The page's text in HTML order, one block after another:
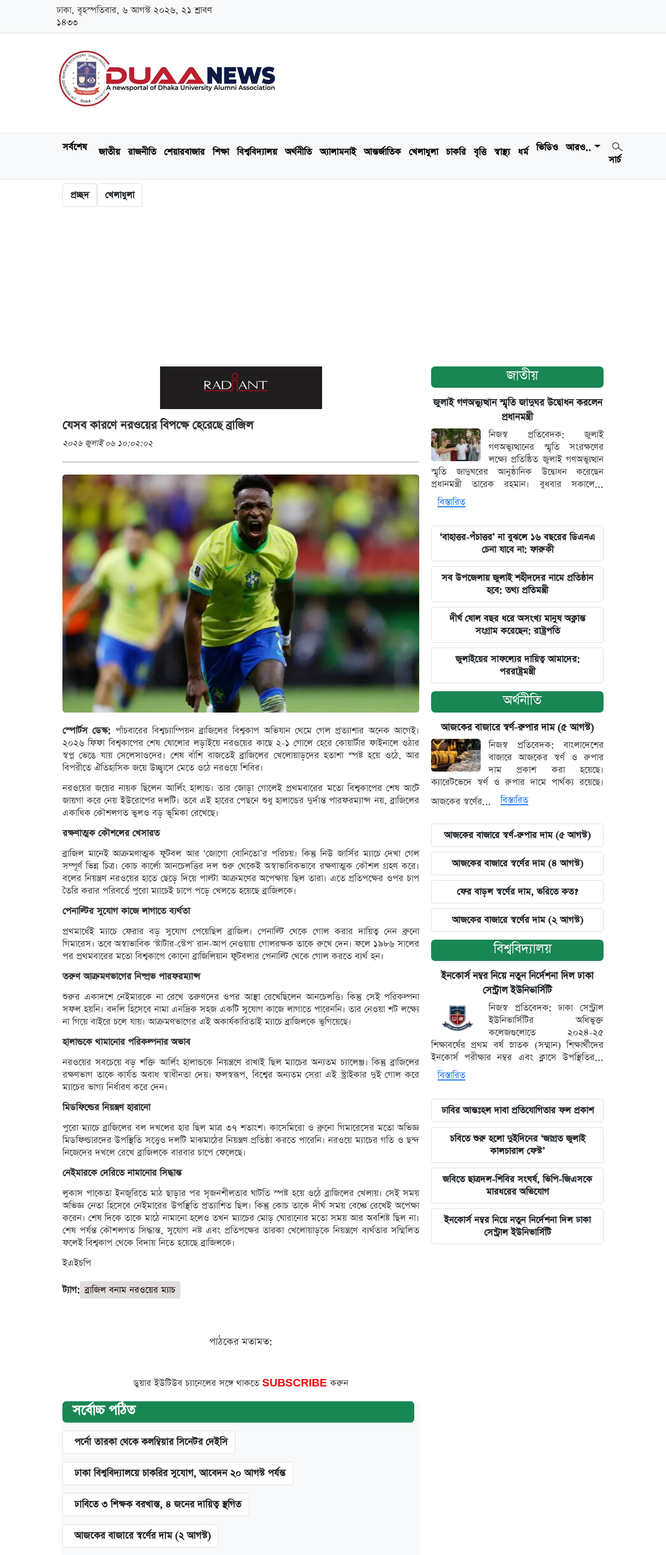
ঢাকা, বৃহস্পতিবার, ৬ আগস্ট ২০২৬, ২১ শ্রাবণ
১৪৩৩
সর্বশেষ জাতীয় রাজনীতি শেয়ারবাজার শিক্ষা বিশ্ববিদ্যালয় অর্থনীতি অ্যালামনাই আন্তর্জাতিক খেলাধুলা চাকরি বৃত্তি স্বাস্থ্য ধর্ম ভিডিও
আরও..
সার্চ
প্রচ্ছদ খেলাধুলা
যেসব কারণে নরওয়ের বিপক্ষে হেরেছে ব্রাজিল
২০২৬ জুলাই ০৬ ১০:০২:০২
স্পোর্টস ডেস্ক: পাঁচবারের বিশ্বচ্যাম্পিয়ন ব্রাজিলের বিশ্বকাপ অভিযান থেমে গেল প্রত্যাশার অনেক আগেই।
২০২৬ ফিফা বিশ্বকাপের শেষ ষোলোর লড়াইয়ে নরওয়ের কাছে ২-১ গোলে হেরে কোয়ার্টার ফাইনালে ওঠার
স্বপ্ন ভেঙে যায় সেলেসাওদের। শেষ বাঁশি বাজতেই ব্রাজিলের খেলোয়াড়দের হতাশা স্পষ্ট হয়ে ওঠে, আর
বিপরীতে ঐতিহাসিক জয়ে উচ্ছ্বাসে মেতে ওঠে নরওয়ে শিবির।
নরওয়ের জয়ের নায়ক ছিলেন আর্লিং হালান্ড। তার জোড়া গোলেই প্রথমবারের মতো বিশ্বকাপের শেষ আটে
জায়গা করে নেয় ইউরোপের দলটি। তবে এই হারের পেছনে শুধু হালান্ডের দুর্দান্ত পারফরম্যান্স নয়, ব্রাজিলের
একাধিক কৌশলগত ভুলও বড় ভূমিকা রেখেছে।
রক্ষণাত্মক কৌশলের খেসারত
ব্রাজিল মানেই আক্রমণাত্মক ফুটবল আর ‘জোগো বোনিতো’র পরিচয়। কিন্তু নিউ জার্সির ম্যাচে দেখা গেল
সম্পূর্ণ ভিন্ন চিত্র। কোচ কার্লো আনচেলত্তির দল শুরু থেকেই অস্বাভাবিকভাবে রক্ষণাত্মক কৌশল গ্রহণ করে।
বলের নিয়ন্ত্রণ নরওয়ের হাতে ছেড়ে দিয়ে পাল্টা আক্রমণের অপেক্ষায় ছিল তারা। এতে প্রতিপক্ষের ওপর চাপ
তৈরি করার পরিবর্তে পুরো ম্যাচেই চাপে পড়ে খেলতে হয়েছে ব্রাজিলকে।
পেনাল্টির সুযোগ কাজে লাগাতে ব্যর্থতা
প্রথমার্ধেই ম্যাচে ফেরার বড় সুযোগ পেয়েছিল ব্রাজিল। পেনাল্টি থেকে গোল করার দায়িত্ব নেন ব্রুনো
গিমারেস। তবে অস্বাভাবিক 'স্টাটার-স্টেপ' রান-আপ নেওয়ায় গোলরক্ষক তাকে রুখে দেন। ফলে ১৯৮৬ সালের
পর প্রথমবারের মতো বিশ্বকাপে কোনো ব্রাজিলিয়ান ফুটবলার পেনাল্টি থেকে গোল করতে ব্যর্থ হন।
তরুণ আক্রমণভাগের নিষ্প্রভ পারফরম্যান্স
শুরুর একাদশে নেইমারকে না রেখে তরুণদের ওপর আস্থা রেখেছিলেন আনচেলত্তি। কিন্তু সেই পরিকল্পনা
সফল হয়নি। বদলি হিসেবে নামা এনদ্রিক সহজ একটি সুযোগ কাজে লাগাতে পারেননি। তার নেওয়া শট লক্ষ্যে
না গিয়ে বাইরে চলে যায়। আক্রমণভাগের এই অকার্যকারিতাই ম্যাচে ব্রাজিলকে ভুগিয়েছে।
হালান্ডকে থামানোর পরিকল্পনার অভাব
নরওয়ের সবচেয়ে বড় শক্তি আর্লিং হালান্ডকে নিয়ন্ত্রণে রাখাই ছিল ম্যাচের অন্যতম চ্যালেঞ্জ। কিন্তু ব্রাজিলের
রক্ষণভাগ তাকে কার্যত অবাধ স্বাধীনতা দেয়। ফলস্বরূপ, বিশ্বের অন্যতম সেরা এই স্ট্রাইকার দুই গোল করে
ম্যাচের ভাগ্য নির্ধারণ করে দেন।
মিডফিল্ডের নিয়ন্ত্রণ হারানো
পুরো ম্যাচে ব্রাজিলের বল দখলের হার ছিল মাত্র ৩৭ শতাংশ। কাসেমিরো ও ব্রুনো গিমারেসের মতো অভিজ্ঞ
মিডফিল্ডারদের উপস্থিতি সত্ত্বেও দলটি মাঝমাঠের নিয়ন্ত্রণ প্রতিষ্ঠা করতে পারেনি। নরওয়ে ম্যাচের গতি ও ছন্দ
নিজেদের দখলে রেখে ব্রাজিলকে বারবার চাপে ফেলেছে।
নেইমারকে দেরিতে নামানোর সিদ্ধান্ত
লুকাস পাকেতা ইনজুরিতে মাঠ ছাড়ার পর সৃজনশীলতার ঘাটতি স্পষ্ট হয়ে ওঠে ব্রাজিলের খেলায়। সেই সময়
অভিজ্ঞ নেতা হিসেবে নেইমারের উপস্থিতি প্রত্যাশিত ছিল। কিন্তু কোচ তাকে দীর্ঘ সময় বেঞ্চে রেখেই অপেক্ষা
করেন। শেষ দিকে তাকে মাঠে নামানো হলেও তখন ম্যাচের মোড় ঘোরানোর মতো সময় আর অবশিষ্ট ছিল না।
শেষ পর্যন্ত কৌশলগত সিদ্ধান্ত, সুযোগ নষ্ট এবং প্রতিপক্ষের তারকা খেলোয়াড়কে নিয়ন্ত্রণে ব্যর্থতার সম্মিলিত
ফলেই বিশ্বকাপ থেকে বিদায় নিতে হয়েছে ব্রাজিলকে।
ইএইচপি
ট্যাগ: ব্রাজিল বনাম নরওয়ের ম্যাচ
পাঠকের মতামত:
ডুয়ার ইউটিউব চ্যানেলের সঙ্গে থাকতে SUBSCRIBEকরুন
সর্বোচ্চ পঠিত
পর্নো তারকা থেকে কলম্বিয়ার সিনেটর দেইসি
ঢাকা বিশ্ববিদ্যালয়ে চাকরির সুযোগ, আবেদন ২০ আগস্ট পর্যন্ত
ঢাবিতে ৩ শিক্ষক বরখাস্ত, ৪ জনের দায়িত্ব স্থগিত
আজকের বাজারে স্বর্ণের দাম (২ আগস্ট)
জাতীয়
জুলাই গণঅভ্যুত্থান স্মৃতি জাদুঘর উদ্বোধন করলেন
প্রধানমন্ত্রী
নিজস্ব প্রতিবেদক: জুলাই
গণঅভ্যুত্থানের স্মৃতি সংরক্ষণের
লক্ষ্যে প্রতিষ্ঠিত জুলাই গণঅভ্যুত্থান
স্মৃতি জাদুঘরের আনুষ্ঠানিক উদ্বোধন করেছেন
প্রধানমন্ত্রী তারেক রহমান। বুধবার সকালে...
বিস্তারিত
‘বাহাত্তর-পঁচাত্তর’ না বুঝলে ১৬ বছরের ডিএনএ
চেনা যাবে না: ফারুকী
সব উপজেলায় জুলাই শহীদদের নামে প্রতিষ্ঠান
হবে: তথ্য প্রতিমন্ত্রী
দীর্ঘ ষোল বছর ধরে অসংখ্য মানুষ অক্লান্ত
সংগ্রাম করেছেন: রাষ্ট্রপতি
জুলাইয়ের সাফল্যের দায়িত্ব আমাদের:
পররাষ্ট্রমন্ত্রী
অর্থনীতি
আজকের বাজারে স্বর্ণ-রুপার দাম (৫ আগস্ট)
নিজস্ব প্রতিবেদক: বাংলাদেশের
বাজারে আজকের স্বর্ণ ও রুপার
দাম প্রকাশ করা হয়েছে।
ক্যারেটভেদে স্বর্ণ ও রুপার দামে পার্থক্য রয়েছে।
আজকের স্বর্ণের...
বিস্তারিত
আজকের বাজারে স্বর্ণ-রুপার দাম (৫ আগস্ট)
আজকের বাজারে স্বর্ণের দাম (৪ আগস্ট)
ফের বাড়ল স্বর্ণের দাম, ভরিতে কত?
আজকের বাজারে স্বর্ণের দাম (২ আগস্ট)
বিশ্ববিদ্যালয়
ইনকোর্স নম্বর নিয়ে নতুন নির্দেশনা দিল ঢাকা
সেন্ট্রাল ইউনিভার্সিটি
নিজস্ব প্রতিবেদক: ঢাকা সেন্ট্রাল
ইউনিভার্সিটির অধিভুক্ত
কলেজগুলোতে ২০২৪-২৫
শিক্ষাবর্ষের প্রথম বর্ষ স্নাতক (সম্মান) শিক্ষার্থীদের
ইনকোর্স পরীক্ষার নম্বর এবং ক্লাসে উপস্থিতির...
বিস্তারিত
ঢাবির আন্তঃহল দাবা প্রতিযোগিতার ফল প্রকাশ
চবিতে শুরু হলো দুইদিনের ‘জাগ্রত জুলাই
কালচারাল ফেস্ট’
জবিতে ছাত্রদল-শিবির সংঘর্ষ, ভিপি-জিএসকে
মারধরের অভিযোগ
ইনকোর্স নম্বর নিয়ে নতুন নির্দেশনা দিল ঢাকা
সেন্ট্রাল ইউনিভার্সিটি